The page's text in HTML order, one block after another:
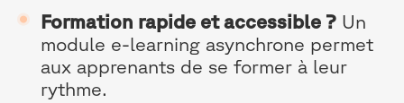
Formation rapide et accessible ?Un
module e-learning asynchrone permet
aux apprenants de se former à leur
rythme.